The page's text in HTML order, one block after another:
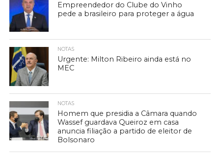
Empreendedor do Clube do Vinho
pede a brasileiro para proteger a água
NOTAS
Urgente: Milton Ribeiro ainda está no
MEC
NOTAS
Homem que presidia a Câmara quando
Wassef guardava Queiroz em casa
anuncia filiação a partido de eleitor de
Bolsonaro